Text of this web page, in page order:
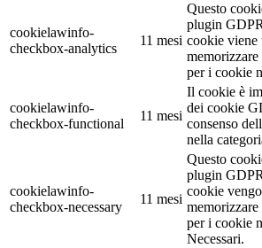
cookielawinfo-
checkbox-analytics
11 mesi
Questo
plugin
cookie viene
per i cookie
cookielawinfo-
checkbox-functional
11 mesi
Il cookie è
dei cookie
consenso
nella
cookielawinfo-
checkbox-necessary
11 mesi
Questo
plugin
cookie
per i cookie
Necessari.